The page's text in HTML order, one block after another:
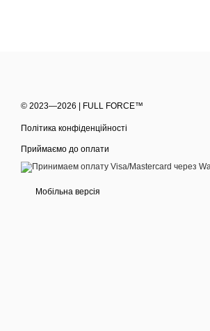
© 2023—2026 | FULL FORCE™
Політика конфіденційності
Приймаємо до оплати
Мобільна версія